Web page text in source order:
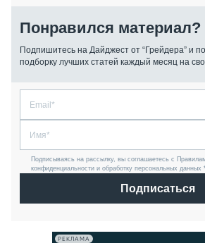
Понравился материал?
Подпишитесь на Дайджест от “Грейдера” и
подборку лучших статей каждый месяц на
Подписываясь на рассылку, вы соглашаетесь с
конфиденциальности и обработку персональных данных
Подписаться
РЕКЛАМА